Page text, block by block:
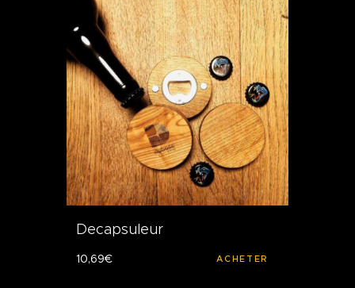
Decapsuleur
10,69€ ACHETER